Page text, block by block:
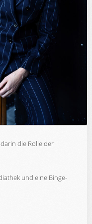
die Rolle der
und eine Binge-